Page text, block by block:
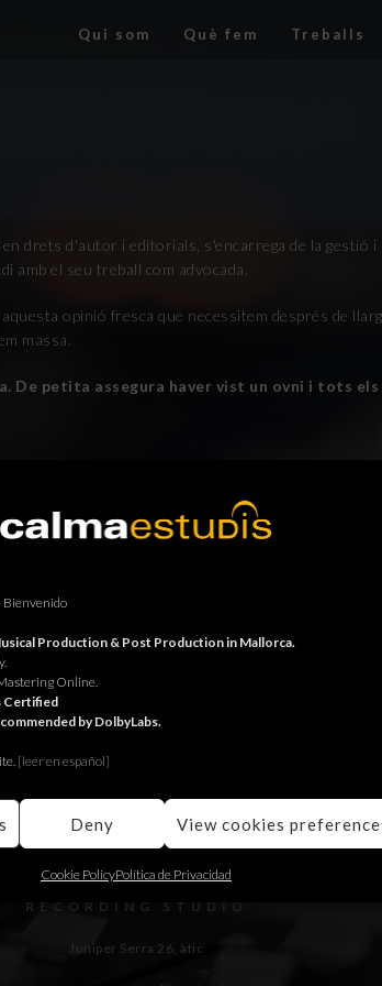
Bienvenido
Production & Post Production in Mallorca.
Online.
Certified
by DolbyLabs.
[leer en español]
Deny View cookies
Cookie PolicyPolítica de Privacidad
Qui som Què fem Treballs
drets d'autor i editorials, s'encarrega de la gestió
amb el seu treball com advocada.
opinió fresca que necessitem després de
massa.
De petita assegura haver vist un ovni i tots els
RECORDING STUDIO
Juniper Serra 26, àtic